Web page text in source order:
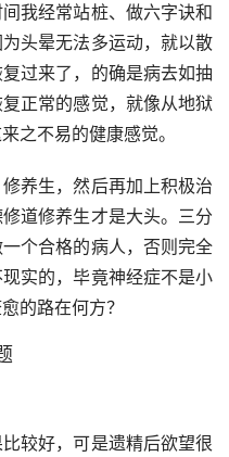
我经常站桩、做六字诀和
头晕无法多运动，就以散
过来了，的确是病去如抽
正常的感觉，就像从地狱
之不易的健康感觉。
养生，然后再加上积极治
道修养生才是大头。三分
个合格的病人，否则完全
实的，毕竟神经症不是小
的路在何方？
较好，可是遗精后欲望很